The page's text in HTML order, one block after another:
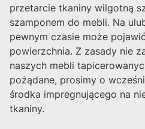
przetarcie tkaniny wilgotną
szamponem do mebli. Na
pewnym czasie może
powierzchnia. Z zasady nie
naszych mebli
pożądane, prosimy o
środka impregnującego na
tkaniny.